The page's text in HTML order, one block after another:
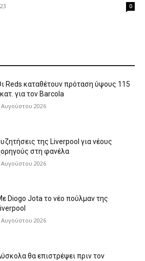
0
Reds καταθέτουν πρόταση ύψους 115
για τον Barcola
Αυγούστου 2026
της Liverpool για νέους
στη φανέλα
Αυγούστου 2026
Diogo Jota το νέο πούλμαν της
Αυγούστου 2026
θα επιστρέψει πριν τον